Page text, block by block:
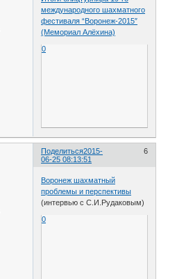
международного шахматного
фестиваля “Воронеж-2015″
(Мемориал Алёхина)
0
Поделиться 6
2015-
06-25 08:13:51
Воронеж шахматный
проблемы и перспективы
(интервью с С.И.Рудаковым)
0